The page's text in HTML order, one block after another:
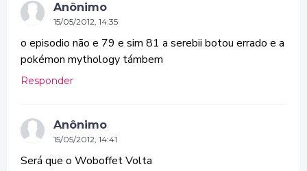
Anônimo
15/05/2012, 14:35
o episodio não e 79 e sim 81 a serebii botou errado e a
pokémon mythology támbem
Responder
Anônimo
15/05/2012, 14:41
Será que o Woboffet Volta